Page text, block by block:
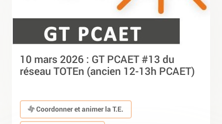
10 mars 2026 : GT PCAET #13 du
réseau TOTEn (ancien 12-13h PCAET)
Coordonner et animer la T.E.